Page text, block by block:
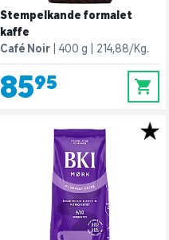
Stempelkande formalet
kaffe
Café Noir
400 g 214,88/Kg.
85,95 0